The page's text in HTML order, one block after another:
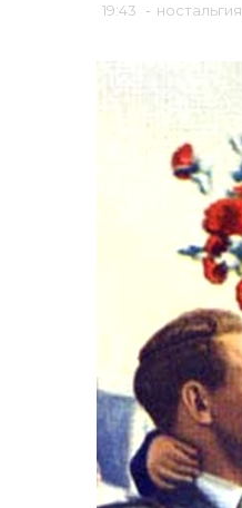
19:43 - ностальгия